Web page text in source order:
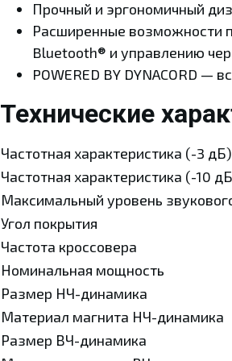
Прочный и эргономичный
Расширенные возможности
Bluetooth® и управлению
POWERED BY DYNACORD —
Технические
Частотная характеристика (-3 дБ)
Частотная характеристика (-10
Максимальный уровень
Угол покрытия
Частота кроссовера
Номинальная мощность
Размер НЧ-динамика
Материал магнита НЧ-динамика
Размер ВЧ-динамика